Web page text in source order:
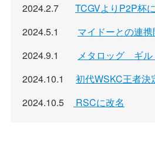
2024.2.7 TCGVよりP2P杯
2024.5.1 マイドーとの連
2024.9.1 メタロッグ ギル
2024.10.1 初代WSKC王者決
2024.10.5
RSCに改名